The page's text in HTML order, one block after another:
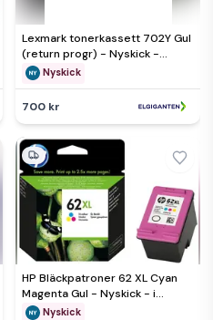
Lexmark tonerkassett 702Y Gul
(return progr) - Nyskick -
originalförpackning saknas
Nyskick
700 kr
HP Bläckpatroner 62 XL Cyan
Magenta Gul - Nyskick - i
originalförpackning
Nyskick